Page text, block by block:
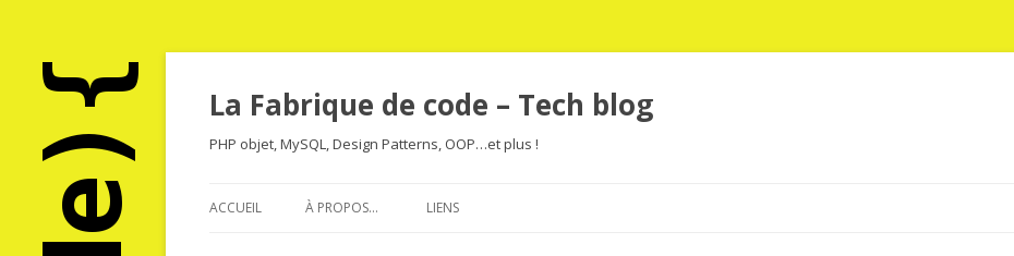
La Fabrique de code – Tech blog
PHP objet, MySQL, Design Patterns, OOP…et plus !
ACCUEIL À PROPOS… LIENS